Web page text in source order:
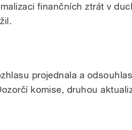
finančních ztrát v
projednala a
komise, druhou